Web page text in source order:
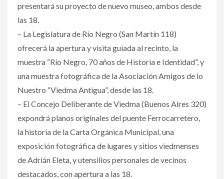
presentará su proyecto de nuevo museo, ambos desde
las 18.
– La Legislatura de Río Negro (San Martín 118)
ofrecerá la apertura y visita guiada al recinto, la
muestra “Río Negro, 70 años de Historia e Identidad”, y
una muestra fotográfica de la Asociación Amigos de lo
Nuestro “Viedma Antigua”, desde las 18.
– El Concejo Deliberante de Viedma (Buenos Aires 320)
expondrá planos originales del puente Ferrocarretero,
la historia de la Carta Orgánica Municipal, una
exposición fotográfica de lugares y sitios viedmenses
de Adrián Eleta, y utensilios personales de vecinos
destacados, con apertura a las 18.